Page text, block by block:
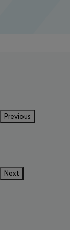
Previous
Next